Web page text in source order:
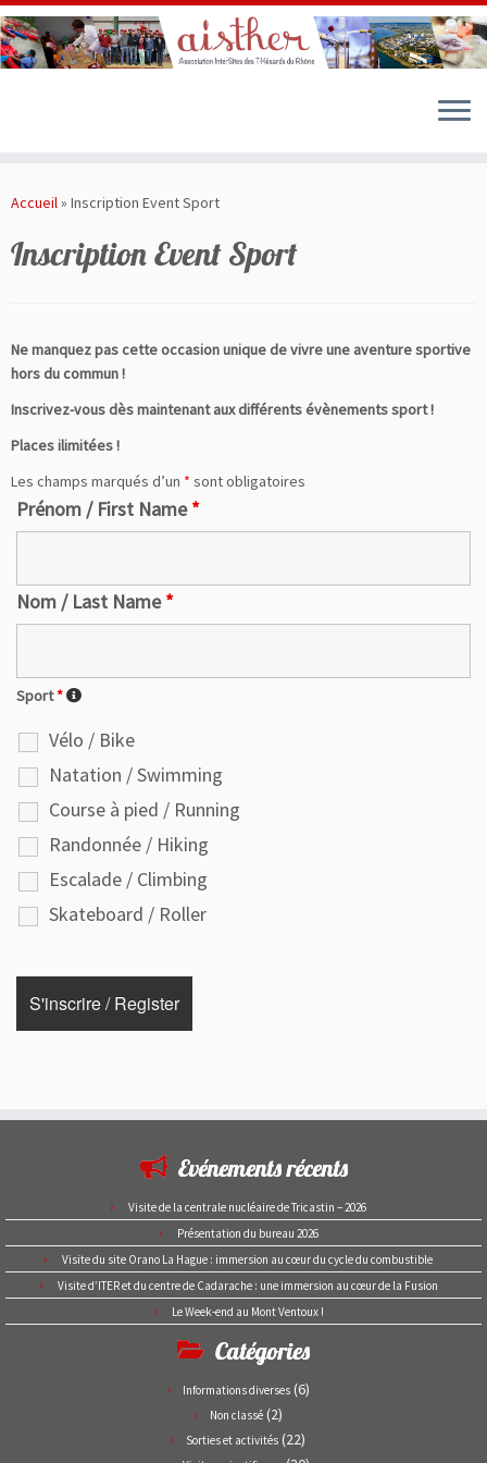
auAccueil » Inscription Event Sport
Inscription Event Sport
Ne manquez pas cette occasion unique de vivre une aventure sportive
hors du commun !
Inscrivez-vous dès maintenant aux différents évènements sport !
Places ilimitées !
Les champs marqués d’un * sont obligatoires
Prénom / First Name*
Nom / Last Name*
Sport*
Vélo / Bike
Natation / Swimming
Course à pied / Running
Randonnée / Hiking
Escalade / Climbing
Skateboard / Roller
Evénements récents
Visite de la centrale nucléaire de Tricastin – 2026
Présentation du bureau 2026
Visite du site Orano La Hague : immersion au cœur du cycle du combustible
Visite d’ITER et du centre de Cadarache : une immersion au cœur de la Fusion
Le Week-end au Mont Ventoux !
Catégories
Informations diverses(6)
Non classé(2)
Sorties et activités (22)